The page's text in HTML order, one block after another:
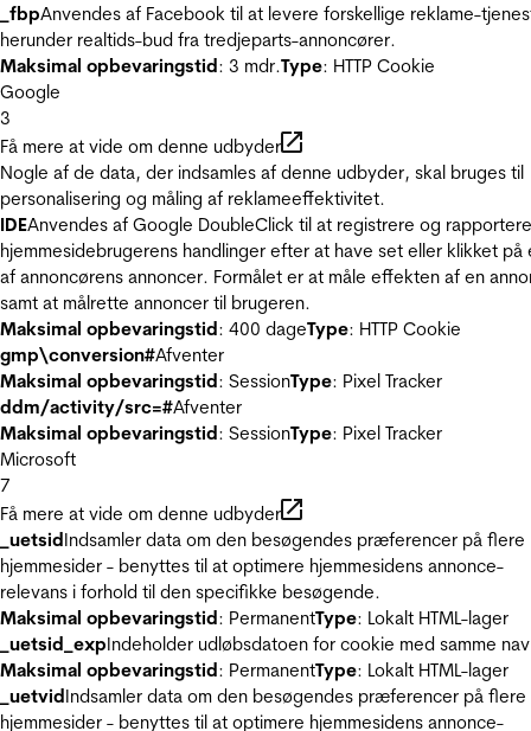
_fbpAnvendes af Facebook til at levere forskellige reklame-
herunder realtids-bud fra tredjeparts-annoncører.
Maksimal opbevaringstid: 3 mdr.Type: HTTP Cookie
Google
3
Få mere at vide om denne udbyder
Nogle af de data, der indsamles af denne udbyder, skal bruges til
personalisering og måling af reklameeffektivitet.
IDEAnvendes af Google DoubleClick til at registrere og
hjemmesidebrugerens handlinger efter at have set eller klikket på
af annoncørens annoncer. Formålet er at måle effekten af en
samt at målrette annoncer til brugeren.
Maksimal opbevaringstid: 400 dageType: HTTP Cookie
gmp\conversion#Afventer
Maksimal opbevaringstid: SessionType: Pixel Tracker
ddm/activity/src=#Afventer
Maksimal opbevaringstid: SessionType: Pixel Tracker
Microsoft
7
Få mere at vide om denne udbyder
_uetsidIndsamler data om den besøgendes præferencer på flere
hjemmesider - benyttes til at optimere hjemmesidens annonce-
relevans i forhold til den specifikke besøgende.
Maksimal opbevaringstid: PermanentType: Lokalt HTML-lager
_uetsid_expIndeholder udløbsdatoen for cookie med samme
Maksimal opbevaringstid: PermanentType: Lokalt HTML-lager
_uetvidIndsamler data om den besøgendes præferencer på flere
hjemmesider - benyttes til at optimere hjemmesidens annonce-